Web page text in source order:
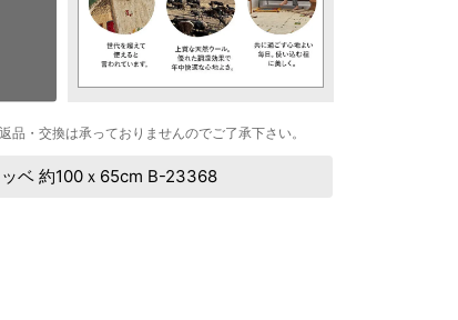
・交換は承っておりませんのでご了承下さい。
ッベ 約100ｘ65cm B-23368